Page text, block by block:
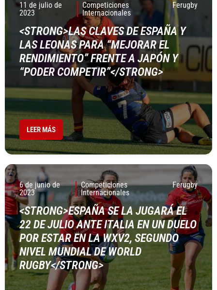
11 de julio de
2023
Competiciones
Internacionales
Ferugby
<STRONG>LAS CLAVES DE ESPAÑA Y
LAS LEONAS PARA “MEJORAR EL
RENDIMIENTO” FRENTE A JAPÓN Y
“PODER COMPETIR”</STRONG>
LEER MÁS
6 de junio de
2023
Competiciones
Internacionales
Ferugby
<STRONG>ESPAÑA SE LA JUGARÁ EL
22 DE JULIO ANTE ITALIA EN UN DUELO
POR ESTAR EN LA WXV2, SEGUNDO
NIVEL MUNDIAL DE WORLD
RUGBY</STRONG>